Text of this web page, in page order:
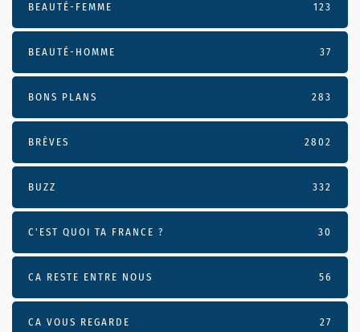
BEAUTÉ-FEMME 123
BEAUTÉ-HOMME 37
BONS PLANS 283
BRÈVES 2802
BUZZ 332
C'EST QUOI TA FRANCE ? 30
CA RESTE ENTRE NOUS 56
CA VOUS REGARDE 27